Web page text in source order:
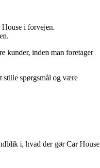
House i forvejen.
kunder, inden man foretager
stille spørgsmål og være
i, hvad der gør Car House